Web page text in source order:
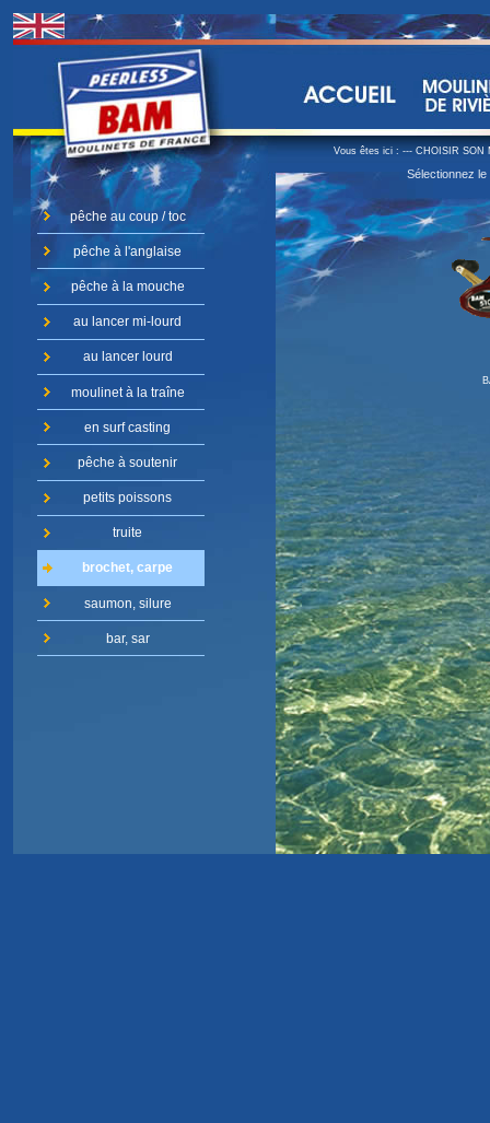
pêche au coup / toc
pêche à l'anglaise
pêche à la mouche
au lancer mi-lourd
au lancer lourd
moulinet à la traîne
en surf casting
pêche à soutenir
petits poissons
truite
brochet, carpe
saumon, silure
bar, sar
Sélectionnez
Vous êtes ici : --- CHOISIR SON